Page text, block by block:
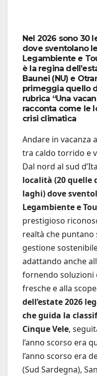
Nel 2026 sono 30
dove sventolano
Legambiente e
è la regina
Baunei (NU) e
primeggia quello
rubrica “Una
racconta come le
crisi climatica
Andare in vacanza
tra caldo torrido e
Dal nord al sud
località (20 quelle
laghi) dove
Legambiente e
prestigioso
realtà che
gestione
adattando anche
fornendo soluzioni
fresche e alla
dell’estate 2026
che guida la
Cinque Vele,
l’anno scorso era
l’anno scorso era
(Sud Sardegna),